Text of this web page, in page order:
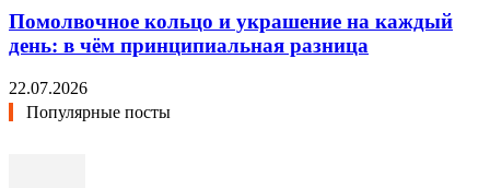
Помолвочное кольцо и украшение на каждый
день: в чём принципиальная разница
22.07.2026
Популярные посты